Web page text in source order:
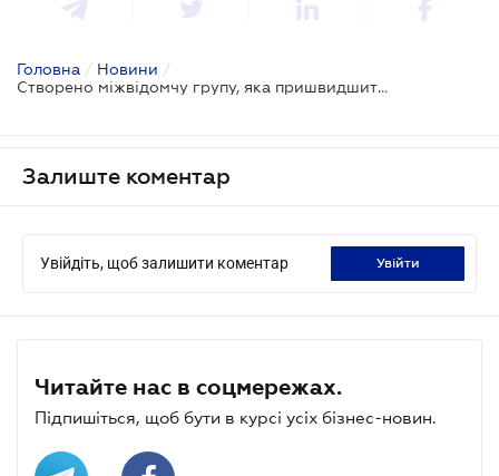
Головна / Новини /
Створено міжвідомчу групу, яка пришвидшить дерегуляцію для бізнесу
Залиште коментар
Увійдіть, щоб залишити коментар увійти
Читайте нас в соцмережах.
Підпишіться, щоб бути в курсі усіх бізнес-новин.